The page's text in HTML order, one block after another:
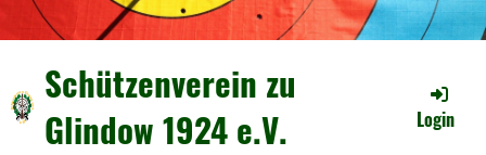
Schützenverein zu
Glindow 1924 e.V.
Login